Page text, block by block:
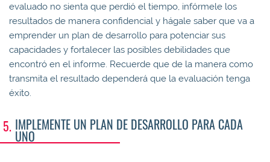
evaluado no sienta que perdió el tiempo, infórmele los
resultados de manera confidencial y hágale saber que va a
emprender un plan de desarrollo para potenciar sus
capacidades y fortalecer las posibles debilidades que
encontró en el informe. Recuerde que de la manera como
transmita el resultado dependerá que la evaluación tenga
éxito.
IMPLEMENTE UN PLAN DE DESARROLLO PARA CADA
UNO